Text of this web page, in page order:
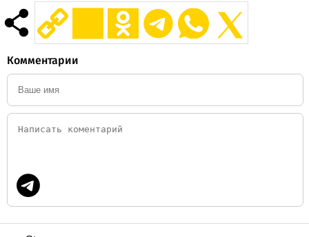
Комментарии